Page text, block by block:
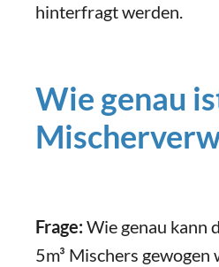
hinterfragt werden.
Wie genau
Frage: Wie genau kann
5m³ Mischers gewogen